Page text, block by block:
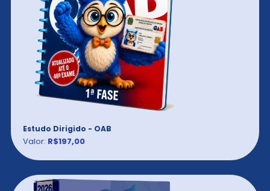
Estudo Dirigido - OAB
Valor: R$197,00